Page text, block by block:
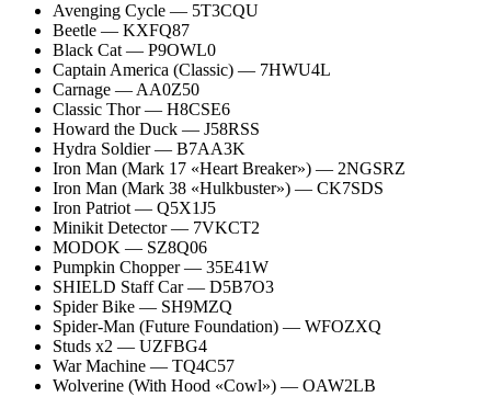
Avenging Cycle — 5T3CQU
Beetle — KXFQ87
Black Cat — P9OWL0
Captain America (Classic) — 7HWU4L
Carnage — AA0Z50
Classic Thor — H8CSE6
Howard the Duck — J58RSS
Hydra Soldier — B7AA3K
Iron Man (Mark 17 «Heart Breaker») — 2NGSRZ
Iron Man (Mark 38 «Hulkbuster») — CK7SDS
Iron Patriot — Q5X1J5
Minikit Detector — 7VKCT2
MODOK — SZ8Q06
Pumpkin Chopper — 35E41W
SHIELD Staff Car — D5B7O3
Spider Bike — SH9MZQ
Spider-Man (Future Foundation) — WFOZXQ
Studs x2 — UZFBG4
War Machine — TQ4C57
Wolverine (With Hood «Cowl») — OAW2LB